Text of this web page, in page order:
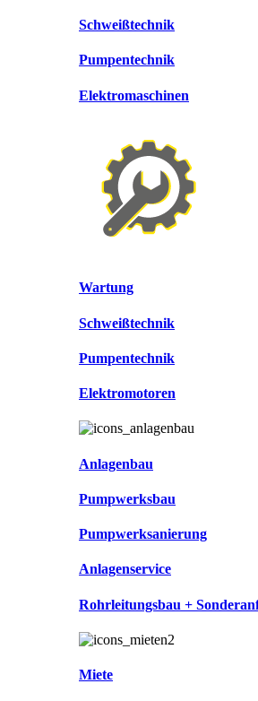
Schweißtechnik
Pumpentechnik
Elektromaschinen
Wartung
Schweißtechnik
Pumpentechnik
Elektromotoren
Anlagenbau
Pumpwerksbau
Pumpwerksanierung
Anlagenservice
Rohrleitungsbau +
Miete